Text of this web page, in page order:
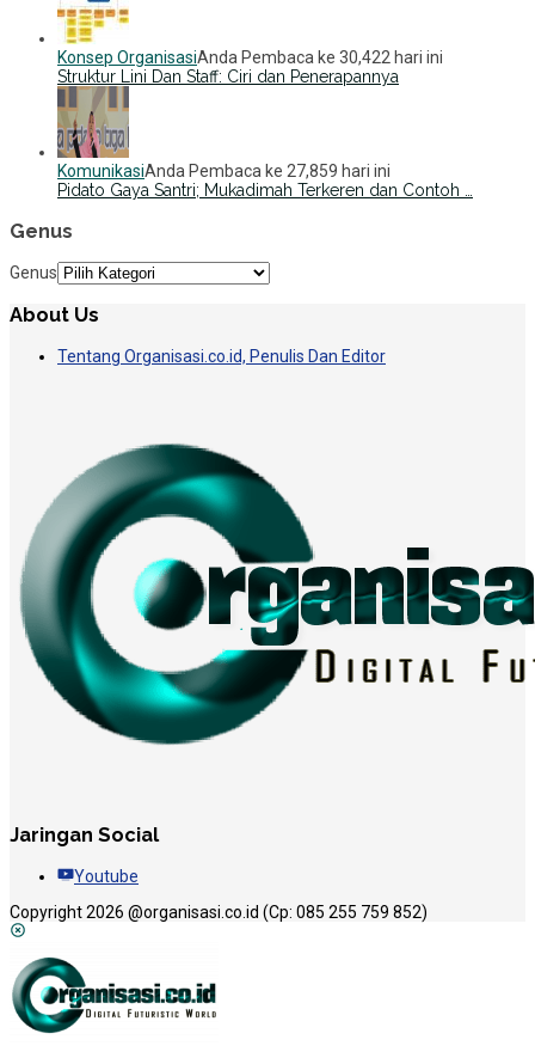
Konsep OrganisasiAnda Pembaca ke 30,422 hari ini
Struktur Lini Dan Staff: Ciri dan Penerapannya
KomunikasiAnda Pembaca ke 27,859 hari ini
Pidato Gaya Santri; Mukadimah Terkeren dan Contoh …
Genus
Genus
About Us
Tentang Organisasi.co.id, Penulis Dan Editor
Jaringan Social
Youtube
Copyright 2026 @organisasi.co.id (Cp: 085 255 759 852)